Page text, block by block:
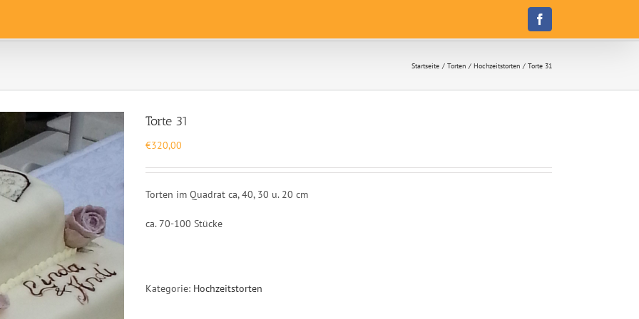
Facebook
Startseite Torten Hochzeitstorten Torte 31
Torte 31
€320,00
Torten im Quadrat ca, 40, 30 u. 20 cm
ca. 70-100 Stücke
Kategorie: Hochzeitstorten